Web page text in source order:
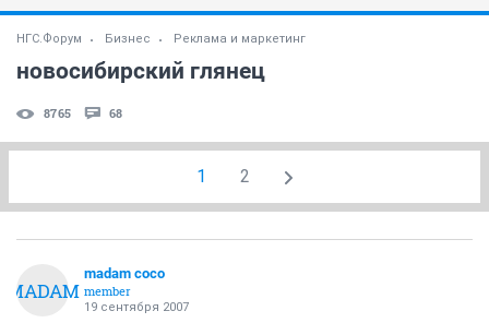
НГС.Форум Бизнес Реклама и маркетинг
новосибирский глянец
8765 68
1 2
MADAM
madam coco
member
19 сентября 2007